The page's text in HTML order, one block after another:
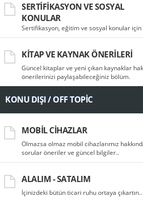
SERTIFIKASYON VE SOSYAL
KONULAR
Sertifikasyon, eğitim ve sosyal konular için
KITAP VE KAYNAK ÖNERILERI
Güncel kitaplar ve yeni çıkan kaynaklar
önerilerinizi paylaşabileceğiniz bölüm.
KONU DIŞI / OFF TOPIC
MOBIL CIHAZLAR
Olmazsa olmaz mobil cihazlarımız
sorular öneriler ve güncel bilgiler..
ALALIM - SATALIM
İçinizdeki bütün ticari ruhu ortaya çıkartın..